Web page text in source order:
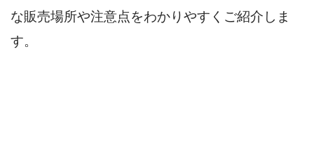
な販売場所や注意点をわかりやすくご紹介しま
す。